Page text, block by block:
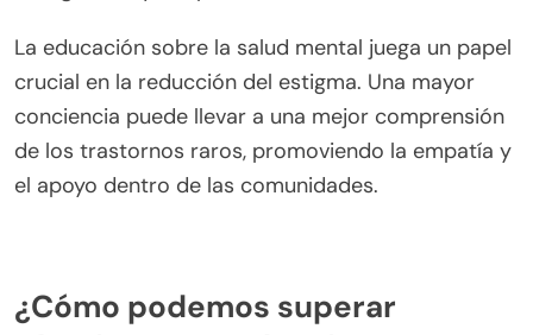
a las personas afectadas por este trastorno.
¿Cómo influyen los factores culturales en la
percepción de trastornos raros de salud
mental?
el diagnóstico y la aceptación del tratamiento.